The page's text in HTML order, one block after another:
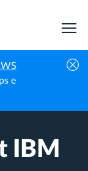
eIBM Db2
IBM